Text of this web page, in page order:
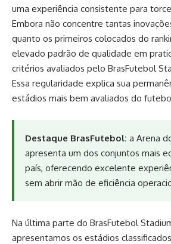
uma experiência consistente para
Embora não concentre tantas
quanto os primeiros colocados do
elevado padrão de qualidade em
critérios avaliados pelo BrasFutebol
Essa regularidade explica sua
estádios mais bem avaliados do
Destaque BrasFutebol: a Arena
apresenta um dos conjuntos mais
país, oferecendo excelente
sem abrir mão de eficiência
Na última parte do BrasFutebol
apresentamos os estádios